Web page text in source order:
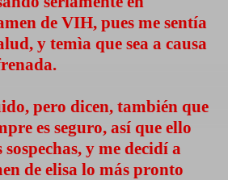
de VIH, pues me sentía
y temìa que sea a causa
pero dicen, también que
es seguro, así que ello
y me decidí a
de elisa lo más pronto